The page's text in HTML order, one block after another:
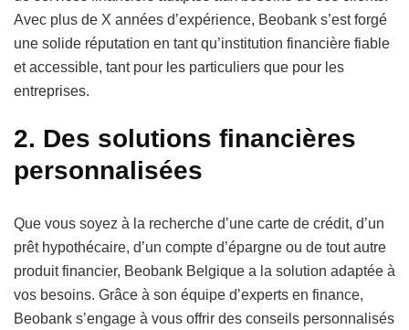
Avec plus de X années d’expérience, Beobank s’est forgé
une solide réputation en tant qu’institution financière fiable
et accessible, tant pour les particuliers que pour les
entreprises.
2. Des solutions financières
personnalisées
Que vous soyez à la recherche d’une carte de crédit, d’un
prêt hypothécaire, d’un compte d’épargne ou de tout autre
produit financier, Beobank Belgique a la solution adaptée à
vos besoins. Grâce à son équipe d’experts en finance,
Beobank s’engage à vous offrir des conseils personnalisés